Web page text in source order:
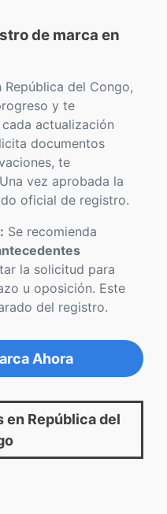
de marca en
del Congo,
y te
actualización
documentos
te
vez aprobada la
oficial de registro.
Se recomienda
la solicitud para
u oposición. Este
del registro.
Ahora
en República del